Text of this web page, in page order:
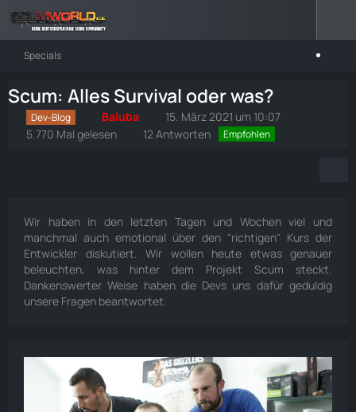
Specials
Scum: Alles Survival oder was?
Dev-Blog Baluba
15. März 2021 um 10:07
5.770 Mal gelesen
12 Antworten Empfohlen
Wir haben in den letzten Tagen und Wochen viel und
manchmal auch emotional über den "richtigen" Kurs der
Entwickler diskutiert. Wir wollen heute etwas genauer
beleuchten, was hinter dem Projekt Scum steckt.
Dankenswerter Weise haben die Devs uns dafür geduldig
unsere Fragen beantwortet.